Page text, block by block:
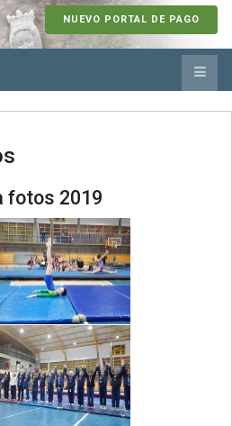
NUEVO PORTAL DE PAGO
fotos 2019